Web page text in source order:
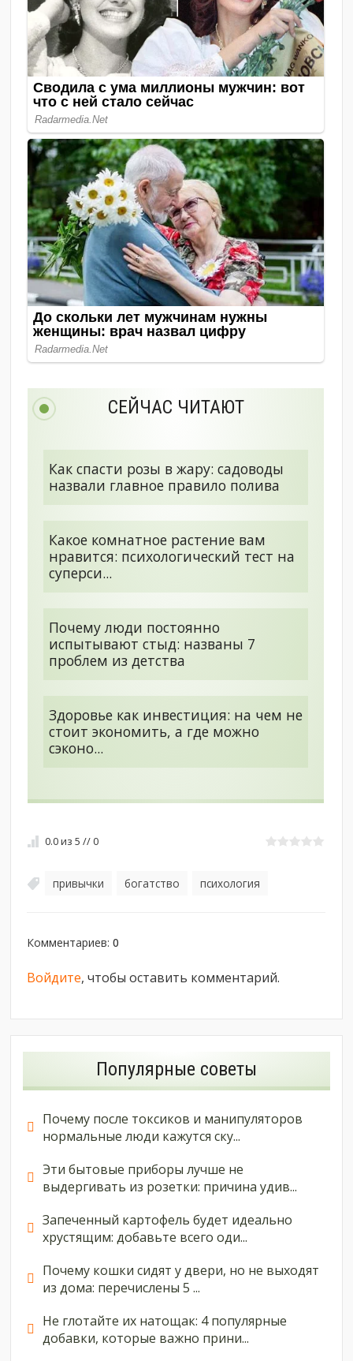
СЕЙЧАС ЧИТАЮТ
Как спасти розы в жару: садоводы
назвали главное правило полива
Какое комнатное растение вам
нравится: психологический тест на
суперси...
Почему люди постоянно
испытывают стыд: названы 7
проблем из детства
Здоровье как инвестиция: на чем не
стоит экономить, а где можно
сэконо...
0.0из5 // 0
привычки богатство психология
Комментариев:0
Войдите, чтобы оставить комментарий.
Популярные советы
Почему после токсиков и манипуляторов
нормальные люди кажутся ску...
Эти бытовые приборы лучше не
выдергивать из розетки: причина удив...
Запеченный картофель будет идеально
хрустящим: добавьте всего оди...
Почему кошки сидят у двери, но не выходят
из дома: перечислены 5 ...
Не глотайте их натощак: 4 популярные
добавки, которые важно прини...